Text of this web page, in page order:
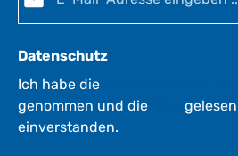
1
-
W
e
r
k
Datenschutz
Ich habe die
genommen und die
einverstanden.